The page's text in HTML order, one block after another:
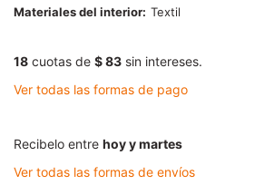
Materiales del interior Textil
18 cuotas de $ 83 sin intereses.
Ver todas las formas de pago
Recibelo entre hoy y martes
Ver todas las formas de envíos